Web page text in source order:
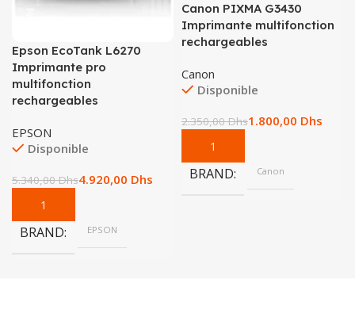
Epson EcoTank L6270
Imprimante pro
multifonction
rechargeables
EPSON
Disponible
5.340,00Dhs4.920,00 Dhs
BRAND EPSON
Canon PIXMA G3430
Imprimante multifonction
rechargeables
Canon
Disponible
2.350,00Dhs1.800,00 Dhs
BRAND Canon